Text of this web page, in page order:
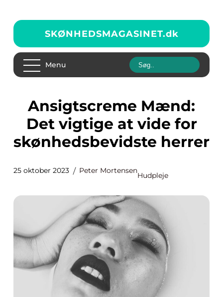
SKØNHEDSMAGASINET.dk
Menu
Ansigtscreme Mænd:
Det vigtige at vide for
skønhedsbevidste herrer
25 oktober 2023 Peter Mortensen
Hudpleje